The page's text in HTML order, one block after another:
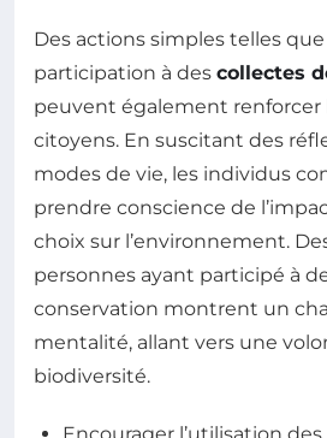
Des actions simples telles que
participation à des collectes
peuvent également renforcer
citoyens. En suscitant des
modes de vie, les individus
prendre conscience de
choix sur l’environnement.
personnes ayant participé à
conservation montrent un
mentalité, allant vers une
biodiversité.